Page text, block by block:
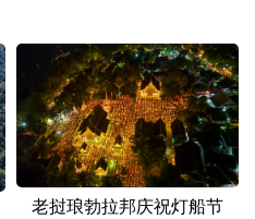
老挝琅勃拉邦庆祝灯船节